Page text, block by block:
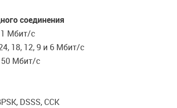
соединения
1 Мбит/c
18, 12, 9 и 6 Мбит/с
Мбит/с
DSSS, CCK